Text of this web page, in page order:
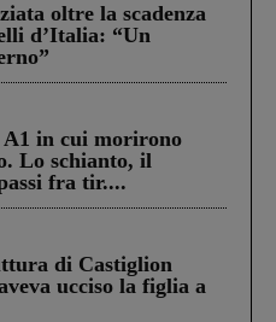
oltre la scadenza
d’Italia: “Un
A1 in cui morirono
Lo schianto, il
fra tir....
di Castiglion
ucciso la figlia a